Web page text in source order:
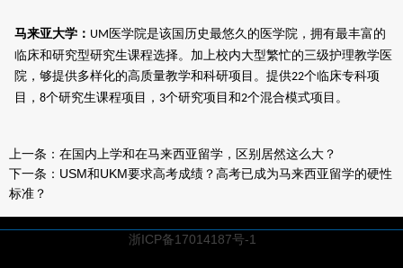
马来亚大学： UM 医学院是该国历史最悠久的医学院，拥有最丰富的
临床和研究型研究生课程选择。加上校内大型繁忙的三级护理教学医
院，够提供多样化的高质量教学和科研项目。提供22个临床专科项
目， 8个研究生课程项目， 3个研究项目和2个混合模式项目。
上一条： 在国内上学和在马来西亚留学，区别居然这么大？
下一条： USM和UKM要求高考成绩？高考已成为马来西亚留学的硬性
标准？
浙ICP备17014187号-1